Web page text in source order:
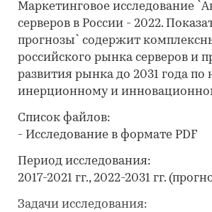
Маркетинговое исследование
серверов в России - 2022.
прогнозы` содержит
российского рынка серверов и
развития рынка до 2031 года по
инерционному и
Список файлов:
- Исследование в формате PDF
Период исследования:
2017-2021 гг., 2022-2031 гг.
Задачи исследования: